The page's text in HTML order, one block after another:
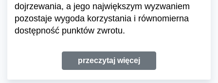
dojrzewania, a jego największym wyzwaniem
pozostaje wygoda korzystania i równomierna
dostępność punktów zwrotu.
przeczytaj więcej